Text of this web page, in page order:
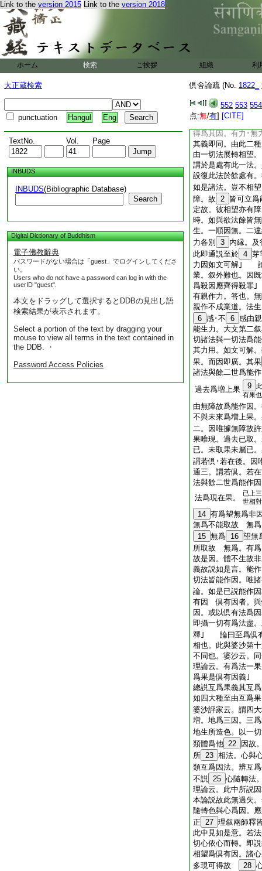
Link to the version 2015 Link to the version 2018
ホーム 検索 ご挨拶 組織 利
大正蔵検索
punctuation Hangul Eng
TextNo. Vol. Page
INBUDS
INBUDS(Bibliographic Database)
Search
Digital Dictionary of Buddhism
電子佛教辭典
パスワードがない場合は「guest」でログインしてくださ
い。
Users who do not have a password can log in with the
userID "guest".
本文をドラッグして選択するとDDBの見出し語
検索結果が表示されます。
Select a portion of the text by dragging your
mouse to view all terms in the text contained in
the DDB. ・
Password Access Policies
倶舍論疏 (No. 1822_
552 553 554
点:無/有] [CITE]
生。至是能
覩星。漏生
光無障住。若爲 21
得是因｣ 論。譬
22 事 23
難也
今不爲障。何得
亦得如前説。指事
障得爲其因。
得爲其因。有力･無
其義即同。由此二
由一切法展轉相望
謂於是處有此一法
設復此法於餘處有
如是諸法。豈不相
障。故 2 皆可立
定故。彼相望亦有
時。如與欲法餘皆
生。一順因無。二
力各別
3 内縁。
此即通説至於 4 芽
力因如文可解｣ 論
業。叙外難也。因
爲殺因應齊得殺
有親作力。答也。
親作不成業道。法
6 感･不 6 感由
能生力。大文第二
切諸法與一切法爲
其力用。如文可解
果。而因即廣。其果
諸法與餘二世爲能
過去爲増上果
9
有果也
由無障故爲能作因
不與未來爲増上果
二。因唯據無障故
果唯現。過去已取
已。未取果未屬已
謂若倶･若在後。因
通三。謂若倶。若
法與餘二世爲能作
法爲現在果。
已上三
世相對
14 有爲望無爲非
無爲不能取故 無
15 無爲 16 望無
所取故 無爲。有
故是因。體不生故
義故説如是言。能
切法皆能作因。唯
論。如是已説能作
有因 倶有因者。與
因。或以倶有法爲
即攝一切有爲法盡
釋｣ 論曰至爲倶
相也。此與婆沙第
不同也。婆沙云。
理論云。有爲法一
爲果是倶有因義｣
總説互爲果義其
如四大種至由互爲
婆沙評家云。謂四
増。地爲三因。三
地生所造色。以一
類體爲他 22
因故
所 23 相法。心與
類互爲因法。辨互
不説 25 心隨轉法
理論云。此中所
本論説故此無過失
隨轉色與心爲因。
正 27 理叙兩師釋
此中見如是意。若
切心依心而轉。即
相望爲倶有因。諸
多現可得故
28